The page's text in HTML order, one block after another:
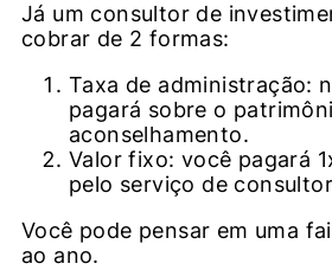
Já um consultor de
cobrar de 2 formas:
Taxa de administração:
pagará sobre o
aconselhamento.
Valor fixo: você pagará
pelo serviço de
Você pode pensar em uma
ao ano.